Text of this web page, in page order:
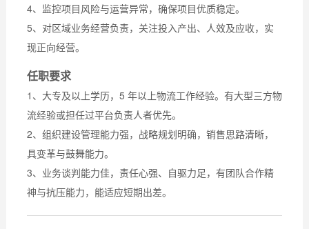
4、监控项目风险与运营异常，确保项目优质稳定。​
5、对区域业务经营负责，关注投入产出、人效及应收，实
现正向经营。
任职要求
1、大专及以上学历，5 年以上物流工作经验。有大型三方物
流经验或担任过平台负责人者优先。​
2、组织建设管理能力强，战略规划明确，销售思路清晰，
具变革与鼓舞能力。​
3、业务谈判能力佳，责任心强、自驱力足，有团队合作精
神与抗压能力，能适应短期出差。